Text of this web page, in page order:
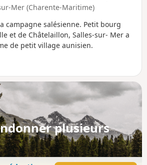
Mer (Charente-Maritime)
campagne salésienne. Petit bourg
et de Châtelaillon, Salles-sur- Mer a
de petit village aunisien.
plusieurs